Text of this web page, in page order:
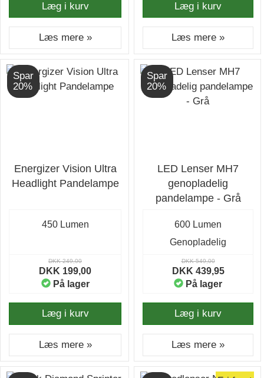
Læg i kurv
Læs mere »
Læg i kurv
Læs mere »
Spar
20%
Energizer Vision Ultra
Headlight Pandelampe
450 Lumen
DKK 249,00
DKK 199,00
På lager
Læg i kurv
Læs mere »
Spar
20%
LED Lenser MH7
genopladelig
pandelampe - Grå
600 Lumen
Genopladelig
DKK 549,00
DKK 439,95
På lager
Læg i kurv
Læs mere »